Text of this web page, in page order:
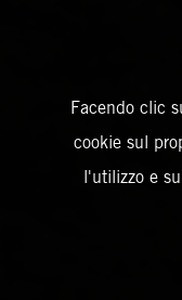
Facendo clic
cookie sul
l'utilizzo e